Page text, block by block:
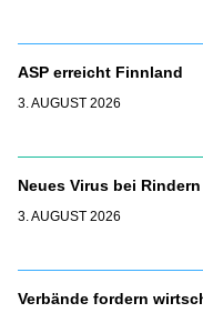
ASP erreicht Finnland
3. AUGUST 2026
Neues Virus bei
3. AUGUST 2026
Verbände fordern